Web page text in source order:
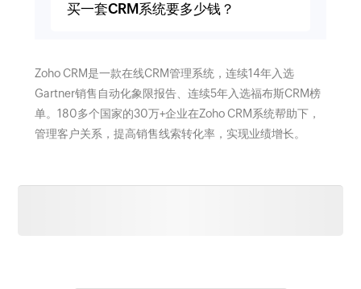
买一套CRM系统要多少钱？
Zoho CRM是一款在线CRM管理系统，连续14年入选
Gartner销售自动化象限报告、连续5年入选福布斯CRM榜
单。180多个国家的30万+企业在Zoho CRM系统帮助下，
管理客户关系，提高销售线索转化率，实现业绩增长。